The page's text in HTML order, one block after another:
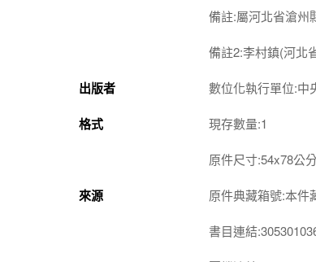
備註:屬河北省滄州
備註2:李村鎮(河北
出版者 數位化執行單位:中
格式 現存數量:1
原件尺寸:54x78公
來源 原件典藏箱號:本件
書目連結